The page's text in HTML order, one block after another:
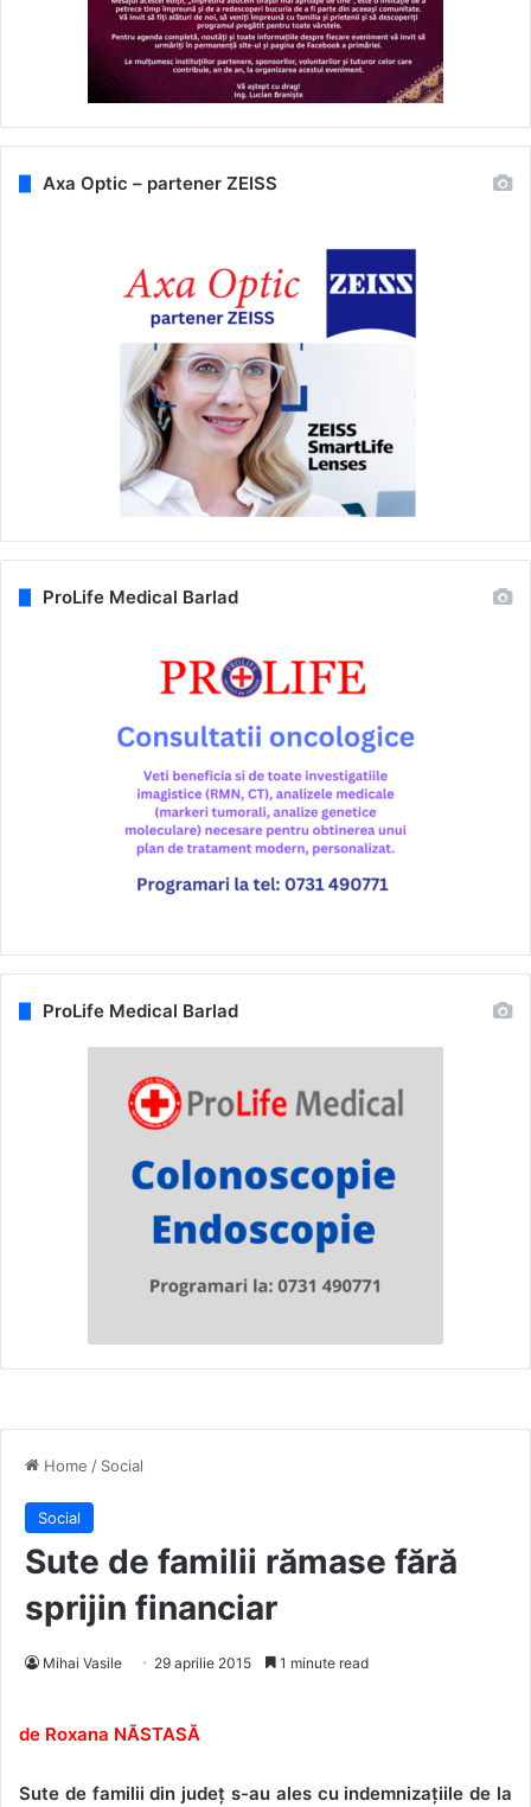
Home / Social
Social
Sute de familii rămase fără
sprijin financiar
Mihai Vasile 29 aprilie 2015 1 minute read
de Roxana NĂSTASĂ
Sute de familii din județ s-au ales cu indemnizațiile de la
Axa Optic – partener ZEISS
ProLife Medical Barlad
ProLife Medical Barlad